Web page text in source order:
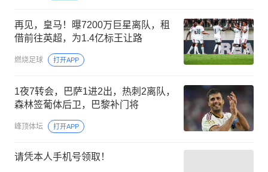
再见，皇马！曝7200万巨星离队，租
借前往英超，为1.4亿标王让路
燃烧足球 打开APP
1夜7转会，巴萨1进2出，热刺2离队，
森林签葡体后卫，巴黎补门将
峰顶体坛 打开APP
请凭本人手机号领取！